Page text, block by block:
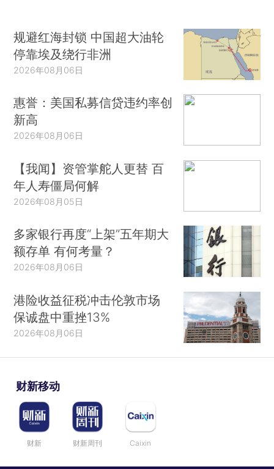
规避红海封锁 中国超大油轮
停靠埃及绕行非洲
2026年08月06日
惠誉：美国私募信贷违约率创
新高
2026年08月06日
【我闻】资管掌舵人更替 百
年人寿僵局何解
2026年08月05日
多家银行再度“上架”五年期大
额存单 有何考量？
2026年08月06日
港险收益征税冲击伦敦市场
保诚盘中重挫13%
2026年08月06日
财新移动
财新 财新周刊 Caixin